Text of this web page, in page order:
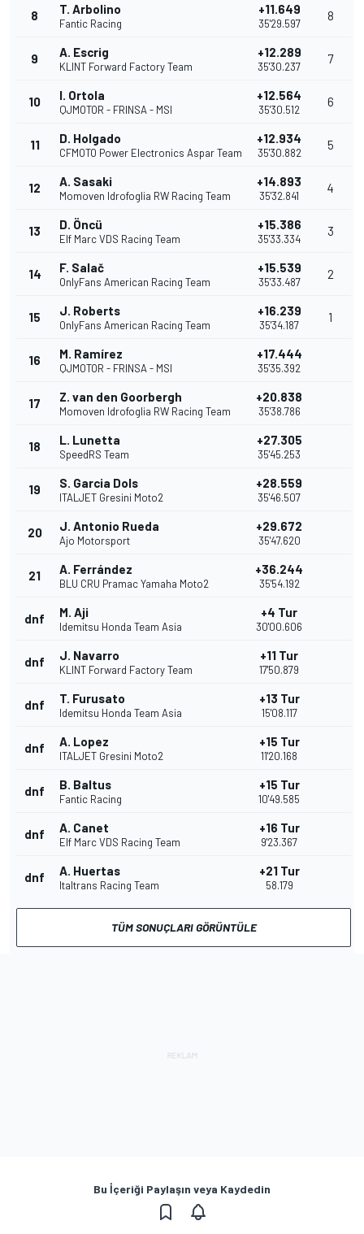
8 T. Arbolino
Fantic Racing
+11.649
35'29.597
8
9 A. Escrig
KLINT Forward Factory Team
+12.289
35'30.237
7
10 I. Ortola
QJMOTOR - FRINSA - MSI
+12.564
35'30.512
6
11 D. Holgado
CFMOTO Power Electronics Aspar Team
+12.934
35'30.882
5
12 A. Sasaki
Momoven Idrofoglia RW Racing Team
+14.893
35'32.841
4
13 D. Öncü
Elf Marc VDS Racing Team
+15.386
35'33.334
3
14 F. Salač
OnlyFans American Racing Team
+15.539
35'33.487
2
15 J. Roberts
OnlyFans American Racing Team
+16.239
35'34.187
1
16 M. Ramírez
QJMOTOR - FRINSA - MSI
+17.444
35'35.392
17 Z. van den Goorbergh
Momoven Idrofoglia RW Racing Team
+20.838
35'38.786
18 L. Lunetta
SpeedRS Team
+27.305
35'45.253
19 S. Garcia Dols
ITALJET Gresini Moto2
+28.559
35'46.507
20 J. Antonio Rueda
Ajo Motorsport
+29.672
35'47.620
21 A. Ferrández
BLU CRU Pramac Yamaha Moto2
+36.244
35'54.192
dnf M. Aji
Idemitsu Honda Team Asia
+4 Tur
30'00.606
dnf J. Navarro
KLINT Forward Factory Team
+11 Tur
17'50.879
dnf T. Furusato
Idemitsu Honda Team Asia
+13 Tur
15'08.117
dnf A. Lopez
ITALJET Gresini Moto2
+15 Tur
11'20.168
dnf B. Baltus
Fantic Racing
+15 Tur
10'49.585
dnf A. Canet
Elf Marc VDS Racing Team
+16 Tur
9'23.367
dnf A. Huertas
Italtrans Racing Team
+21 Tur
58.179
TÜM SONUÇLARI GÖRÜNTÜLE
Bu İçeriği Paylaşın veya Kaydedin